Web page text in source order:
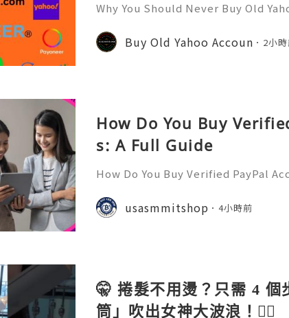
Why You Should Never Buy Old
onal communication, business
ccount recovery. Because of
Buy Old Yahoo Accoun 2小
How Do You Buy
s: A Full Guide
How Do You Buy Verified PayPal
orms, used by individuals,
usinesses, and organiza
usasmmitshop 4小時前
🤫 捲髮不用燙？只需 4 個
筒」吹出女神大波浪！💇‍♀️